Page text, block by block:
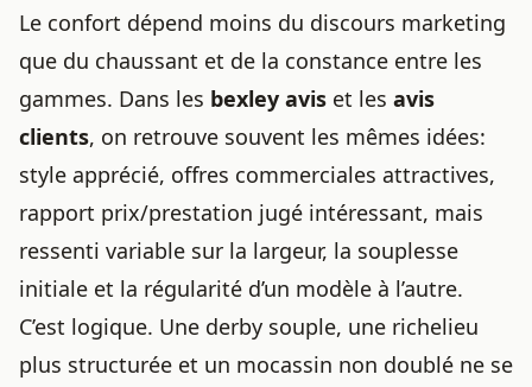
Le confort dépend moins du discours marketing
que du chaussant et de la constance entre les
gammes. Dans les bexley avis et les avis
clients, on retrouve souvent les mêmes idées:
style apprécié, offres commerciales attractives,
rapport prix/prestation jugé intéressant, mais
ressenti variable sur la largeur, la souplesse
initiale et la régularité d’un modèle à l’autre.
C’est logique. Une derby souple, une richelieu
plus structurée et un mocassin non doublé ne se